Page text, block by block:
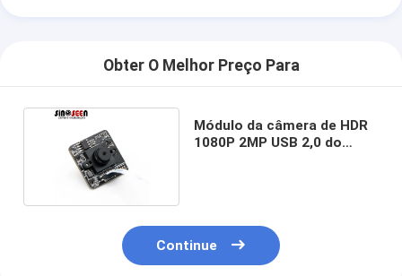
Obter O Melhor Preço Para
Módulo da câmera de HDR
1080P 2MP USB 2,0 do
Continue